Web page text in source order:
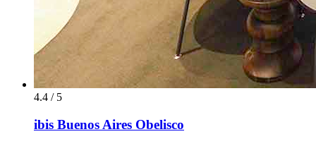
4.4 / 5
ibis Buenos Aires Obelisco